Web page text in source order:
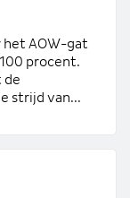
het AOW-gat
procent.
de
strijd van...